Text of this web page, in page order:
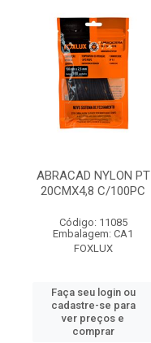
ABRACAD NYLON PT
20CMX4,8 C/100PC
Código: 11085
Embalagem: CA1
FOXLUX
Faça seu login ou
cadastre-se para
ver preços e
comprar